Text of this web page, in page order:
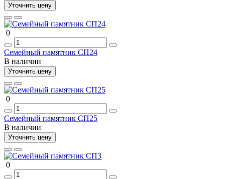
Уточнить цену
0
Семейный памятник СП24
В наличии
Уточнить цену
0
Семейный памятник СП25
В наличии
Уточнить цену
0